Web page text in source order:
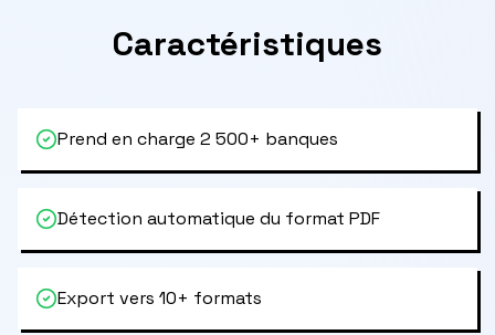
Caractéristiques
Prend en charge 2 500+ banques
Détection automatique du format PDF
Export vers 10+ formats